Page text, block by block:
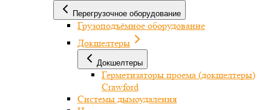
Перегрузочное оборудование
Грузоподъёмное оборудование
Докшелтеры
Докшелтеры
Герметизаторы проема (докшелтеры)
Crawford
Системы дымоудаления